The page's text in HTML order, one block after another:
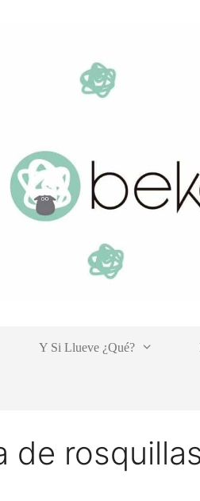
Y Si Llueve ¿qué?
de